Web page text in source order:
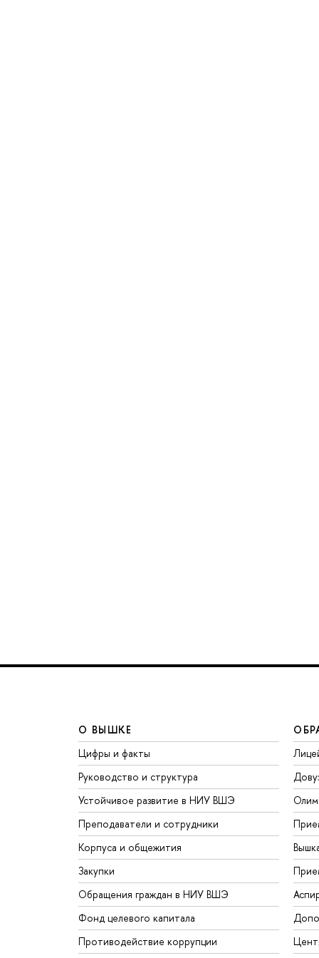
О ВЫШКЕ
Цифры и факты
Руководство и структура
Устойчивое развитие в НИУ ВШЭ
Преподаватели и сотрудники
Корпуса и общежития
Закупки
Обращения граждан в НИУ ВШЭ
Фонд целевого капитала
Противодействие коррупции